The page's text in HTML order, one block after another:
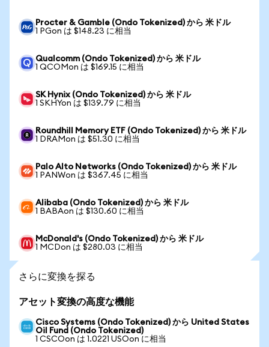
Procter & Gamble (Ondo Tokenized) から 米ドル
1 PGon は $148.23 に相当
Qualcomm (Ondo Tokenized) から 米ドル
1 QCOMon は $169.15 に相当
SK Hynix (Ondo Tokenized) から 米ドル
1 SKHYon は $139.79 に相当
Roundhill Memory ETF (Ondo Tokenized) から 米ドル
1 DRAMon は $51.30 に相当
Palo Alto Networks (Ondo Tokenized) から 米ドル
1 PANWon は $367.45 に相当
Alibaba (Ondo Tokenized) から 米ドル
1 BABAon は $130.60 に相当
McDonald's (Ondo Tokenized) から 米ドル
1 MCDon は $280.03 に相当
さらに変換を探る
アセット変換の高度な機能
Cisco Systems (Ondo Tokenized) から United States
Oil Fund (Ondo Tokenized)
1 CSCOon は 1.0221 USOon に相当